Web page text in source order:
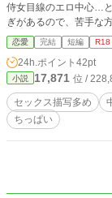
侍女目線のエロ中心…
ぎがあるので、苦手な
恋愛 完結 短編 R18
24h.ポイント 42pt
小説 17,871 位 /
セックス描写多め
ちっぱい